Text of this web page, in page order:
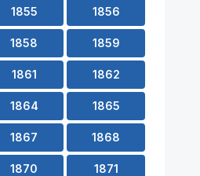
1855 1856
1858 1859
1861 1862
1864 1865
1867 1868
1870 1871